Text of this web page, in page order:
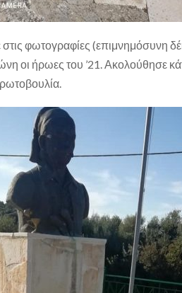
φωτογραφίες (επιμνημόσυνη
οι ήρωες του ’21. Ακολούθησε